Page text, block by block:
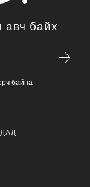
авч байх
байна